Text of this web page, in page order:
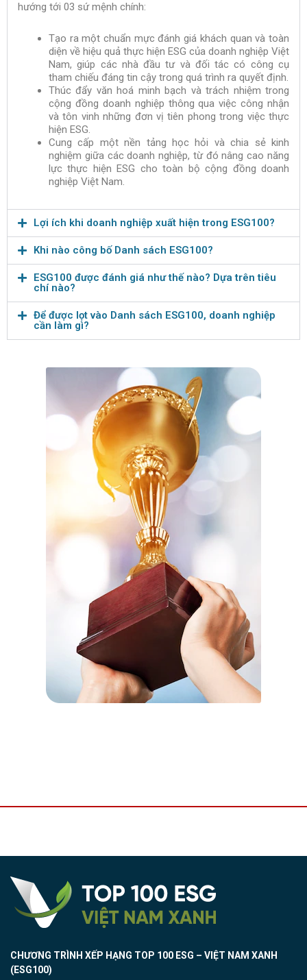
hướng tới 03 sứ mệnh chính:
Tạo ra một chuẩn mực đánh giá khách quan và toàn
diện về hiệu quả thực hiện ESG của doanh nghiệp Việt
Nam, giúp các nhà đầu tư và đối tác có công cụ
tham chiếu đáng tin cậy trong quá trình ra quyết định.
Thúc đẩy văn hoá minh bạch và trách nhiệm trong
cộng đồng doanh nghiệp thông qua việc công nhận
và tôn vinh những đơn vị tiên phong trong việc thực
hiện ESG.
Cung cấp một nền tảng học hỏi và chia sẻ kinh
nghiệm giữa các doanh nghiệp, từ đó nâng cao năng
lực thực hiện ESG cho toàn bộ cộng đồng doanh
nghiệp Việt Nam.
Lợi ích khi doanh nghiệp xuất hiện trong ESG100?
Khi nào công bố Danh sách ESG100?
ESG100 được đánh giá như thế nào? Dựa trên tiêu
chí nào?
Để được lọt vào Danh sách ESG100, doanh nghiệp
cần làm gì?
CHƯƠNG TRÌNH XẾP HẠNG TOP 100 ESG – VIỆT NAM XANH
(ESG100)